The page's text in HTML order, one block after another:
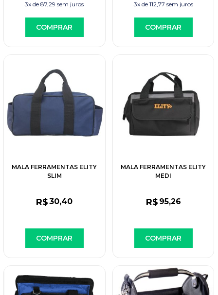
3x de87,29 sem juros
COMPRAR
3x de 112,77 sem juros
COMPRAR
MALA FERRAMENTAS ELITY
SLIM
R$30,40
COMPRAR
MALA FERRAMENTAS ELITY
MEDI
R$ 95,26
COMPRAR